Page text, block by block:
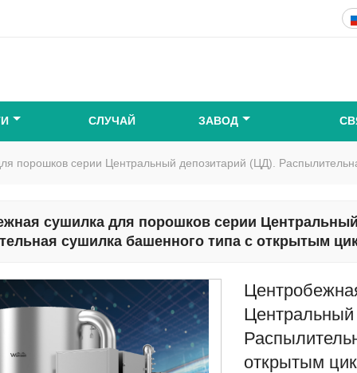
СЛУЧАЙ ЗАВОД
порошков серии Центральный депозитарий (ЦД).
сушилка для порошков серии
сушилка башенного типа с открытым
открытым